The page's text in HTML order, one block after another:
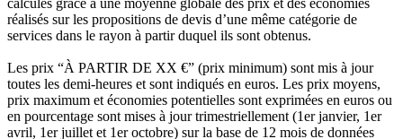
calculés grâce à une moyenne globale des prix et des économies
réalisés sur les propositions de devis d’une même catégorie de
services dans le rayon à partir duquel ils sont obtenus.
Les prix “À PARTIR DE XX €” (prix minimum) sont mis à jour
toutes les demi-heures et sont indiqués en euros. Les prix moyens,
prix maximum et économies potentielles sont exprimées en euros ou
en pourcentage sont mises à jour trimestriellement (1er janvier, 1er
avril, 1er juillet et 1er octobre) sur la base de 12 mois de données